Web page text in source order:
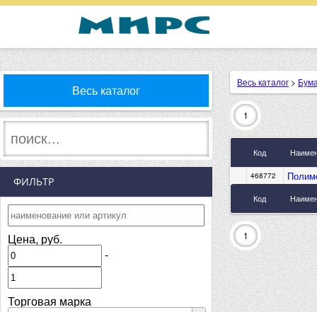
Весь каталог
ФИЛЬТР
Цена, руб.
-
Торговая марка
Весь каталог >
1
Код
Код
468772
1